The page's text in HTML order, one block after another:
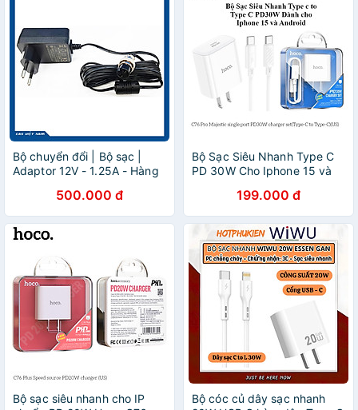
Bộ chuyển đổi | Bộ sạc |
Adaptor 12V - 1.25A - Hàng
đầu hiển thị (indicator)
500.000 đ
Bộ Sạc Siêu Nhanh Type C
PD 30W Cho Iphone 15 và
Pro dây sạc type c to type c
dài 1m, củ sạc tích hợp chip
thông sạc nhanh an toàn
bảo vệ máy - Hàng Chính
Hãng
199.000 đ
Bộ sạc siêu nhanh cho IP
Bộ cóc củ dây sạc nhanh